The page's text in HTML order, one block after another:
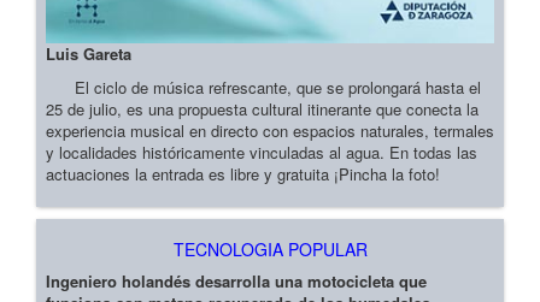
Luis Gareta
El ciclo de música refrescante, que se prolongará hasta el
25 de julio, es una propuesta cultural itinerante que conecta la
experiencia musical en directo con espacios naturales, termales
y localidades históricamente vinculadas al agua. En todas las
actuaciones la entrada es libre y gratuita ¡Pincha la foto!
TECNOLOGIA POPULAR
Ingeniero holandés desarrolla una motocicleta que